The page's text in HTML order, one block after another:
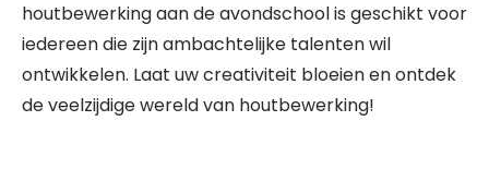
houtbewerking aan de avondschool is geschikt voor
iedereen die zijn ambachtelijke talenten wil
ontwikkelen. Laat uw creativiteit bloeien en ontdek
de veelzijdige wereld van houtbewerking!